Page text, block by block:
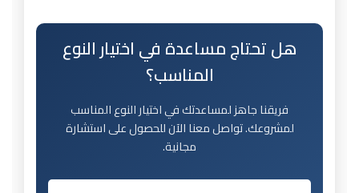
هل تحتاج مساعدة في اختيار النوع
المناسب؟
فريقنا جاهز لمساعدتك في اختيار النوع المناسب
لمشروعك. تواصل معنا الآن للحصول على استشارة
مجانية.